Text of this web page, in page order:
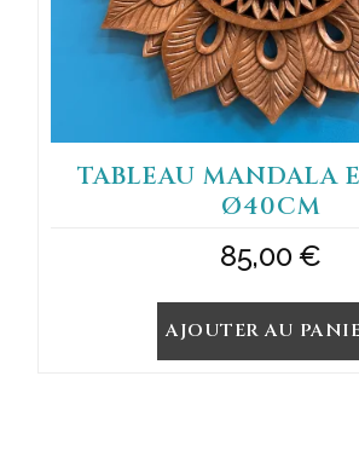
TABLEAU MANDALA
Ø40CM
85,00€
AJOUTER AU